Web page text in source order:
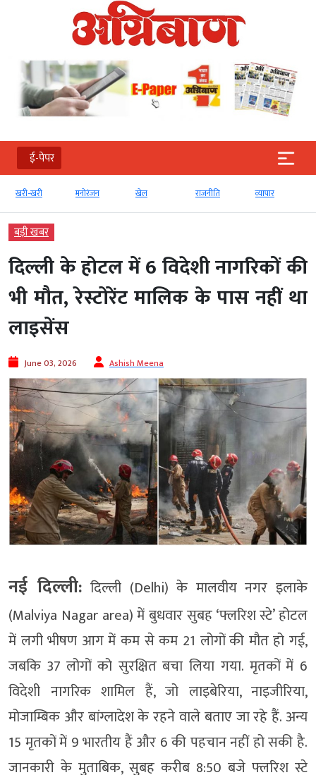
ई-पेपर
मनोरंजन खेल व्‍यापार टेक्‍नोलॉजी
बड़ी खबर
दिल्ली के होटल में 6 विदेशी नागरिकों की
भी मौत, रेस्टोरेंट मालिक के पास नहीं था
लाइसेंस
June 03, 2026 Ashish Meena
नई दिल्ली: दिल्ली (Delhi) के मालवीय नगर इलाके
(Malviya Nagar area) में बुधवार सुबह ‘फ्लरिश स्टे’ होटल
में लगी भीषण आग में कम से कम 21 लोगों की मौत हो गई,
जबकि 37 लोगों को सुरक्षित बचा लिया गया. मृतकों में 6
विदेशी नागरिक शामिल हैं, जो लाइबेरिया, नाइजीरिया,
मोजाम्बिक और बांग्लादेश के रहने वाले बताए जा रहे हैं. अन्य
15 मृतकों में 9 भारतीय हैं और 6 की पहचान नहीं हो सकी है.
जानकारी के मुताबिक, सुबह करीब 8:50 बजे फ्लरिश स्टे